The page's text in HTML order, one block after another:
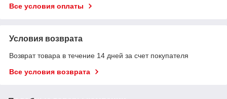
Все условия оплаты
Условия возврата
Возврат товара в течение 14 дней за счет покупателя
Все условия возврата